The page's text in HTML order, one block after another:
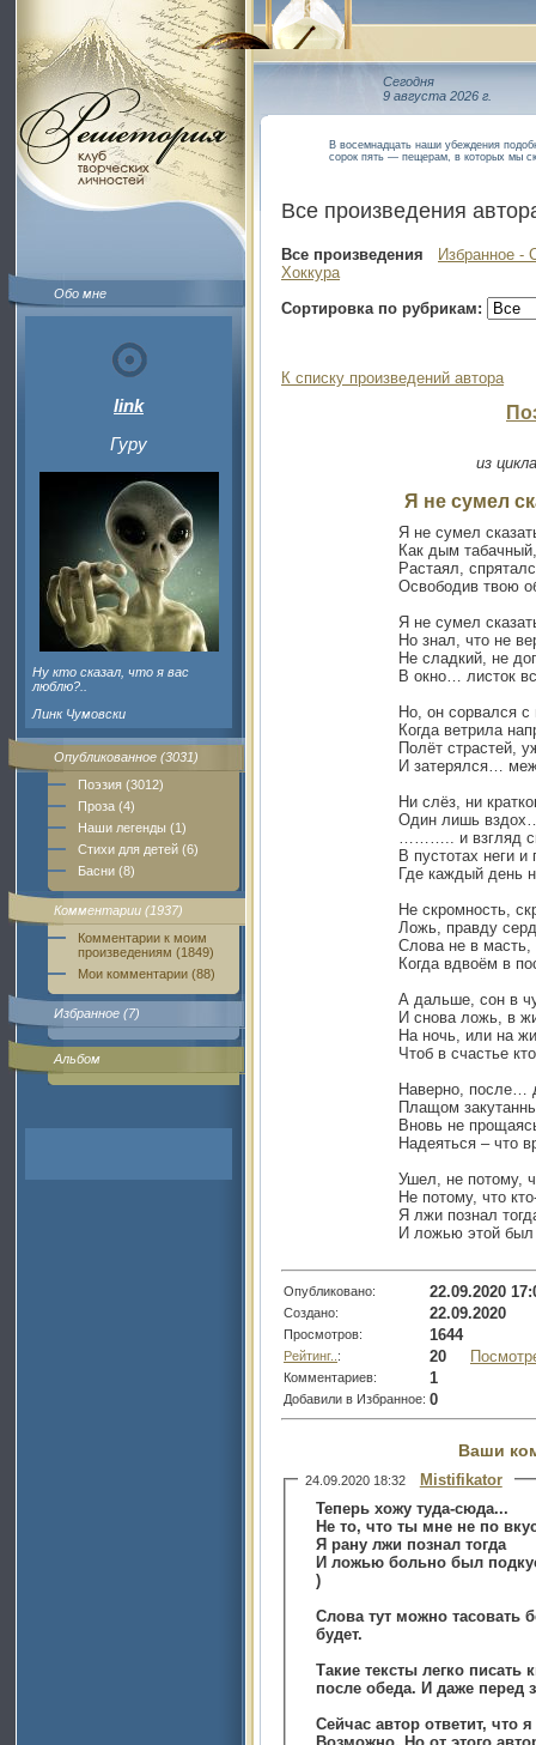
Обо мне
link
Гуру
Ну кто сказал, что я вас
люблю?..
Линк Чумовски
Опубликованное (3031)
Поэзия (3012)
Проза (4)
Наши легенды (1)
Стихи для детей (6)
Басни (8)
Комментарии (1937)
Комментарии к моим
произведениям (1849)
Мои комментарии (88)
Избранное (7)
Альбом
Сегодня
9 августа 2026 г.
В восемнадцать наши убеждения
сорок пять — пещерам, в которых мы
Все произведения
Все произведения
Избранное -
Хоккура
Сортировка по рубрикам:
К списку произведений автора
из
Я не сумел
Я не сумел
Как дым
Растаял,
Освободив твою
Я не сумел
Но знал, что не
Не сладкий, не
В окно… листок
Но, он сорвался с
Когда ветрила
Полёт страстей,
И затерялся…
Ни слёз, ни
Один лишь
……….. и взгляд
В пустотах неги
Где каждый день
Не скромность,
Ложь, правду
Слова не в масть,
Когда вдвоём в
А дальше, сон в
И снова ложь, в
На ночь, или на
Чтоб в счастье
Наверно, после…
Плащом
Вновь не
Надеяться – что
Ушел, не потому,
Не потому, что
Я лжи познал
И ложью этой был
Опубликовано: 22.09.2020
Создано: 22.09.2020
Просмотров: 1644
Рейтинг.. : 20
Комментариев: 1
Добавили в Избранное: 0
Ваши
24.09.2020 18:32
Mistifikator
Теперь хожу туда-сюда...
Не то, что ты мне не по
Я рану лжи познал тогда
И ложью больно был
)
Слова тут можно тасовать
будет.
Такие тексты легко
после обеда. И даже перед
Сейчас автор ответит, что